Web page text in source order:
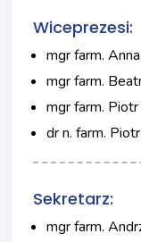
Wiceprezesi:
mgr farm.
mgr farm.
mgr farm. Piotr
dr n. farm.
Sekretarz:
mgr farm.